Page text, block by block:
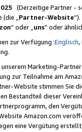
(Derzeitige Partner -
(die „Partner-Website
“ oder „uns“ oder
zur Verfügung :Englisch,
Marketing-
zur Teilnahme am
Website stimmen Sie
Bestandteil dieser
den
Amazon.com
eine Vergütung